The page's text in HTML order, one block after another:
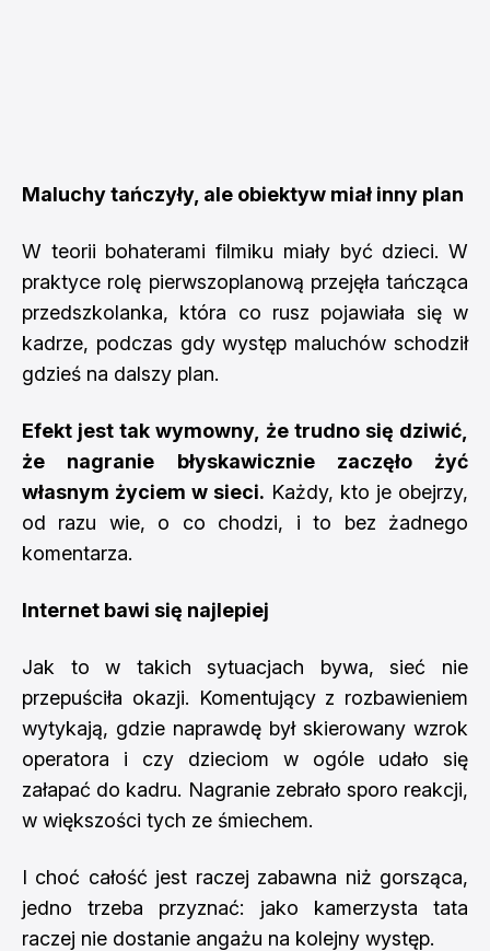
Maluchy tańczyły, ale obiektyw miał inny plan
W teorii bohaterami filmiku miały być dzieci. W
praktyce rolę pierwszoplanową przejęła tańcząca
przedszkolanka, która co rusz pojawiała się w
kadrze, podczas gdy występ maluchów schodził
gdzieś na dalszy plan.
Efekt jest tak wymowny, że trudno się dziwić,
że nagranie błyskawicznie zaczęło żyć
własnym życiem w sieci. Każdy, kto je obejrzy,
od razu wie, o co chodzi, i to bez żadnego
komentarza.
Internet bawi się najlepiej
Jak to w takich sytuacjach bywa, sieć nie
przepuściła okazji. Komentujący z rozbawieniem
wytykają, gdzie naprawdę był skierowany wzrok
operatora i czy dzieciom w ogóle udało się
załapać do kadru. Nagranie zebrało sporo reakcji,
w większości tych ze śmiechem.
I choć całość jest raczej zabawna niż gorsząca,
jedno trzeba przyznać: jako kamerzysta tata
raczej nie dostanie angażu na kolejny występ.